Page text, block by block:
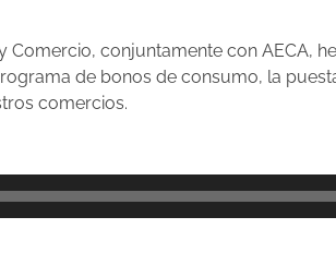
conjuntamente con AECA,
de bonos de consumo, la
comercios.